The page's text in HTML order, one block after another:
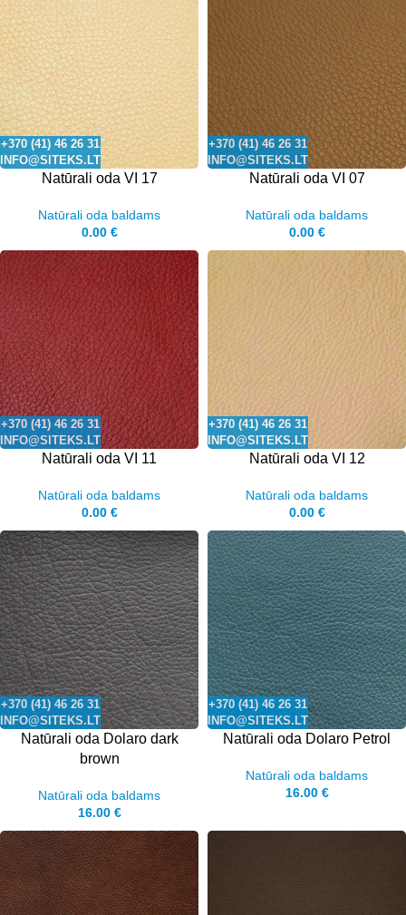
+370 (41) 46 26 31
INFO@SITEKS.LT
Natūrali oda VI 17
Natūrali oda baldams
0.00 €
+370 (41) 46 26 31
INFO@SITEKS.LT
Natūrali oda VI 07
Natūrali oda baldams
0.00 €
+370 (41) 46 26 31
INFO@SITEKS.LT
Natūrali oda VI 11
Natūrali oda baldams
0.00 €
+370 (41) 46 26 31
INFO@SITEKS.LT
Natūrali oda VI 12
Natūrali oda baldams
0.00 €
+370 (41) 46 26 31
INFO@SITEKS.LT
Natūrali oda Dolaro dark
brown
Natūrali oda baldams
16.00 €
+370 (41) 46 26 31
INFO@SITEKS.LT
Natūrali oda Dolaro Petrol
Natūrali oda baldams
16.00 €